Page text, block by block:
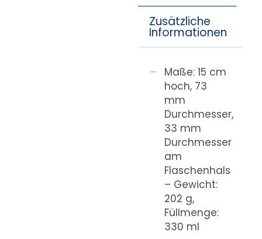
Zusätzliche
Informationen
Maße: 15 cm
hoch, 73
mm
Durchmesser,
33 mm
Durchmesser
am
Flaschenhals
– Gewicht:
202 g,
Füllmenge:
330 ml